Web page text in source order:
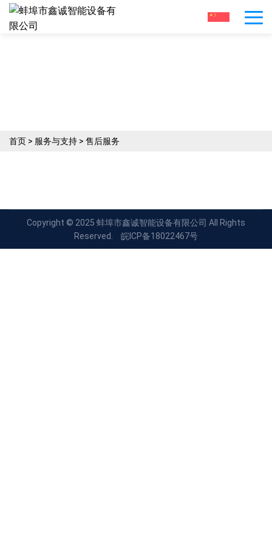
首页 > 服务与支持 > 售后服务
Copyright © 2025 蚌埠市鑫诚智能设备有限公司 All Rights
Reserved.
皖ICP备18022467号